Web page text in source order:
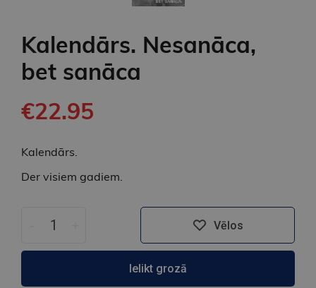
Kalendārs. Nesanāca,
bet sanāca
€22.95
Kalendārs.
Der visiem gadiem.
Vēlos
Ielikt grozā